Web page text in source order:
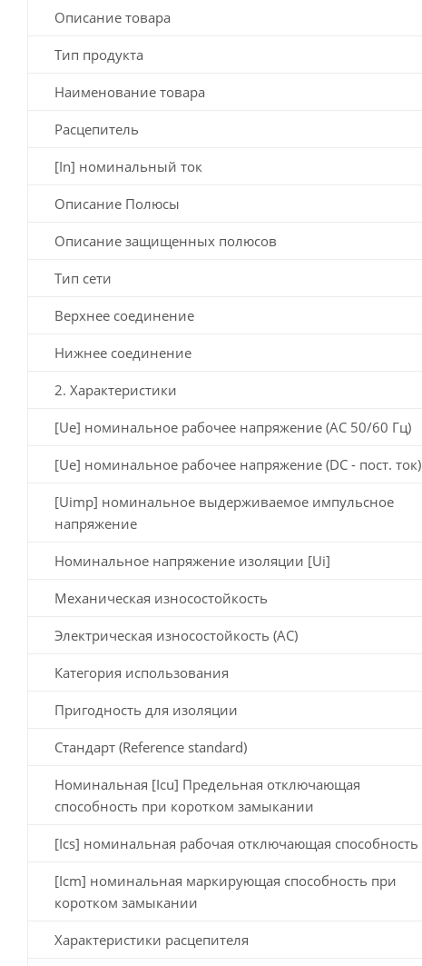
Описание товара
Тип продукта
Наименование товара
Расцепитель
[In] номинальный ток
Описание Полюсы
Описание защищенных полюсов
Тип сети
Верхнее соединение
Нижнее соединение
2. Характеристики
[Ue] номинальное рабочее напряжение (AC 50/60 Гц)
[Ue] номинальное рабочее напряжение (DC - пост. ток)
[Uimp] номинальное выдерживаемое импульсное
напряжение
Номинальное напряжение изоляции [Ui]
Механическая износостойкость
Электрическая износостойкость (AC)
Категория использования
Пригодность для изоляции
Стандарт (Reference standard)
Номинальная [Icu] Предельная отключающая
способность при коротком замыкании
[Ics] номинальная рабочая отключающая способность
[Icm] номинальная маркирующая способность при
коротком замыкании
Характеристики расцепителя